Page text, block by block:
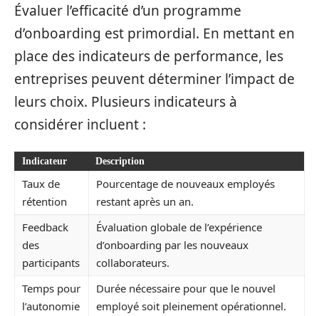
Évaluer l’efficacité d’un programme
d’onboarding est primordial. En mettant en
place des indicateurs de performance, les
entreprises peuvent déterminer l’impact de
leurs choix. Plusieurs indicateurs à
considérer incluent :
Indicateur Description
Taux de
rétention
Pourcentage de nouveaux employés
restant après un an.
Feedback
des
participants
Évaluation globale de l’expérience
d’onboarding par les nouveaux
collaborateurs.
Temps pour
l’autonomie
Durée nécessaire pour que le nouvel
employé soit pleinement opérationnel.